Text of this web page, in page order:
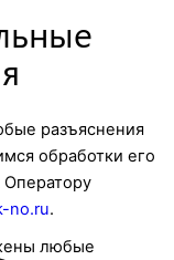
разъяснения
обработки его
no.ru.
любые